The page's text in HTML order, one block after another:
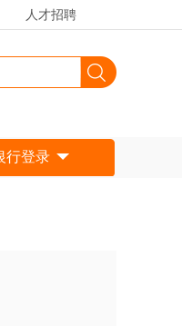
人才招聘
行登录